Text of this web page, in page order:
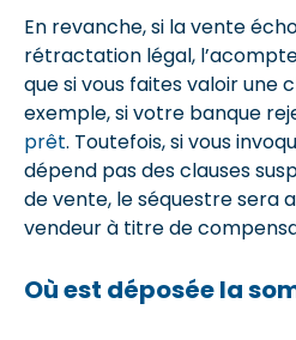
En revanche, si la vente
rétractation légal,
que si vous faites valoir une
exemple, si votre banque
prêt. Toutefois, si vous
dépend pas des clauses
de vente, le séquestre sera
vendeur à titre de
Où est déposée la